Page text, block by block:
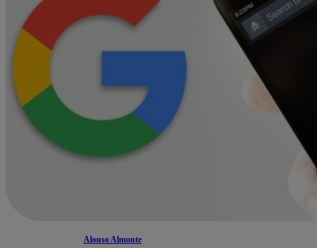
Alonso Almonte